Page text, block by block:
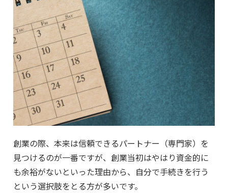
創業の際、本来は信頼できるパートナー（専門家）を
見つけるのが一番ですが、創業当初はやはり資金的に
も余裕がないといった理由から、自分で手続きを行う
という選択肢をとる方が多いです。